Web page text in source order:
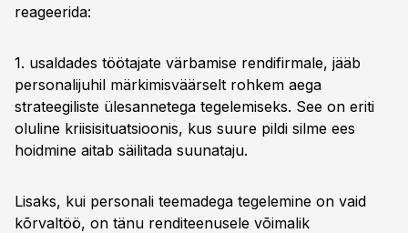
reageerida:
1. usaldades töötajate värbamise rendifirmale, jääb
personalijuhil märkimisväärselt rohkem aega
strateegiliste ülesannetega tegelemiseks. See on eriti
oluline kriisisituatsioonis, kus suure pildi silme ees
hoidmine aitab säilitada suunataju.
Lisaks, kui personali teemadega tegelemine on vaid
kõrvaltöö, on tänu renditeenusele võimalik